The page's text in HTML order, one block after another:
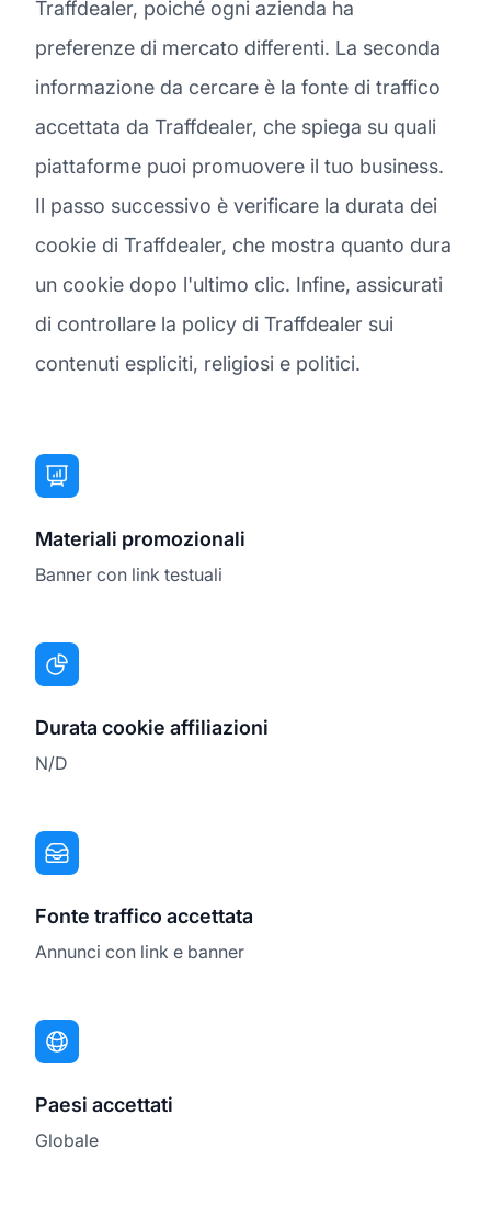
Traffdealer, poiché ogni azienda ha
preferenze di mercato differenti. La seconda
informazione da cercare è la fonte di traffico
accettata da Traffdealer, che spiega su quali
piattaforme puoi promuovere il tuo business.
Il passo successivo è verificare la durata dei
cookie di Traffdealer, che mostra quanto dura
un cookie dopo l'ultimo clic. Infine, assicurati
di controllare la policy di Traffdealer sui
contenuti espliciti, religiosi e politici.
Materiali promozionali
Banner con link testuali
Durata cookie affiliazioni
N/D
Fonte traffico accettata
Annunci con link e banner
Paesi accettati
Globale